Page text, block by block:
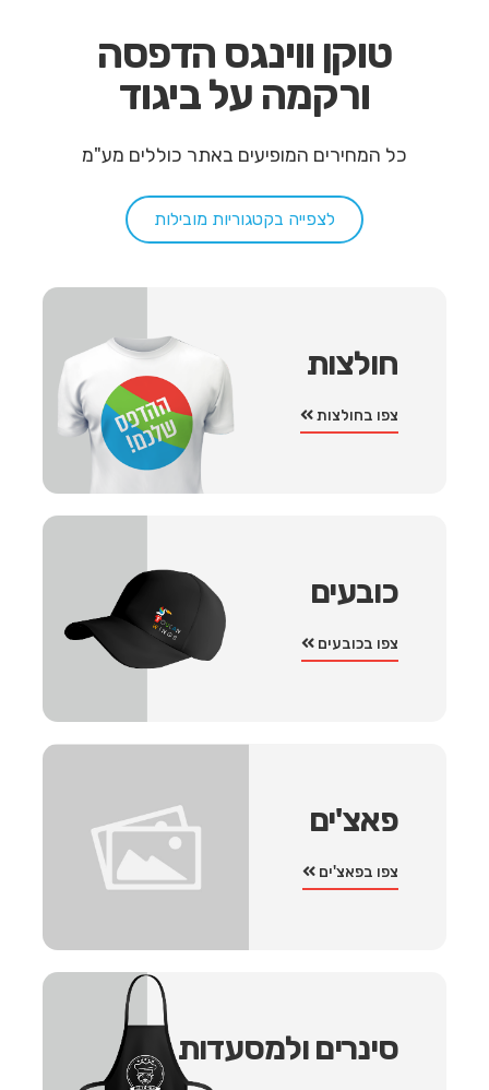
טוקן ווינגס הדפסה
ורקמה על ביגוד
כל המחירים המופיעים באתר כוללים מע"מ
לצפייה בקטגוריות מובילות
חולצות
צפו בחולצות
כובעים
צפו בכובעים
פאצ'ים
צפו בפאצ'ים
סינרים ולמסעדות